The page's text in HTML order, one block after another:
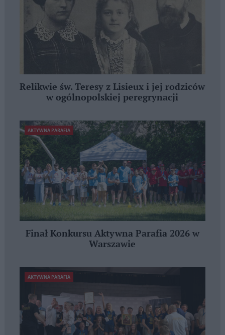
Relikwie św. Teresy z Lisieux i jej rodziców
w ogólnopolskiej peregrynacji
AKTYWNA PARAFIA
Finał Konkursu Aktywna Parafia 2026 w
Warszawie
AKTYWNA PARAFIA